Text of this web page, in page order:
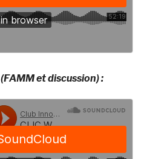
et discussion) :